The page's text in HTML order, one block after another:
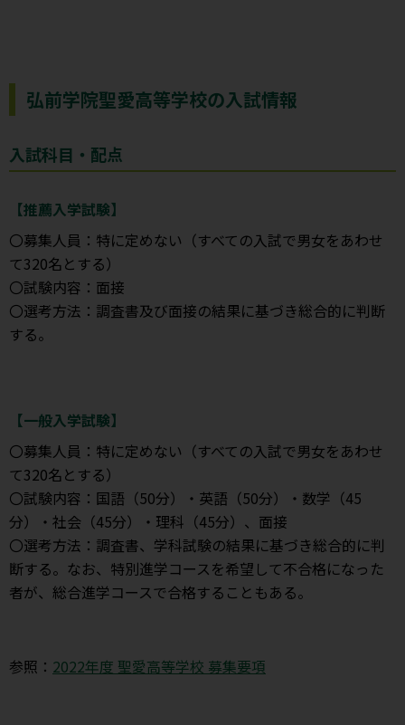
弘前学院聖愛高等学校の入試情報
入試科目・配点
【推薦入学試験】
〇募集人員：特に定めない（すべての入試で男女をあわせ
て320名とする）
〇試験内容：面接
〇選考方法：調査書及び面接の結果に基づき総合的に判断
する。
【一般入学試験】
〇募集人員：特に定めない（すべての入試で男女をあわせ
て320名とする）
〇試験内容：国語（50分）・英語（50分）・数学（45
分）・社会（45分）・理科（45分）、面接
〇選考方法：調査書、学科試験の結果に基づき総合的に判
断する。なお、特別進学コースを希望して不合格になった
者が、総合進学コースで合格することもある。
参照： 2022年度 聖愛高等学校 募集要項